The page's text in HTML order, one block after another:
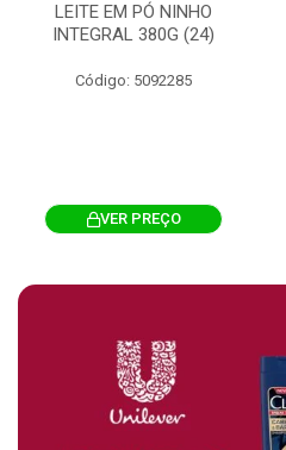
LEITE EM PÓ NINHO
INTEGRAL 380G (24)
Código: 5092285
VER PREÇO